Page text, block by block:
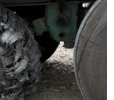
địa phương vùng
Long có thể bị
động nặng nề từ